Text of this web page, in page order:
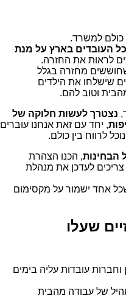
כולם למשרד.
העובדים בארץ על מנת
לראות את החזרה.
שחוששים מחזרה בגלל
שישלחו את הילדים
וטוב להם.
נצטרך לעשות חלוקה של
, יחד עם זאת אנחנו עוברים
לרווח בין כולם.
הבחינות, הכנו הצהרת
צריכים לעדכן את מנהלת
אחד ישמור על מקסימום
שעלו
וחברות עובדות עליה בימים
של עבודה מהבית